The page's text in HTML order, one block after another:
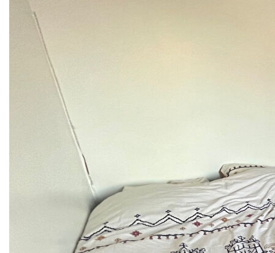
Description
ARCUEIL - T2 de 30 m² avec une entrée, un séjour, une
cuisine aménagée avec plaque de cuisson et hotte, une
chambre, une salle de bains avec WC.
Proche RER B Arcueil-Cachan et commerces.
Disponible Maintenant